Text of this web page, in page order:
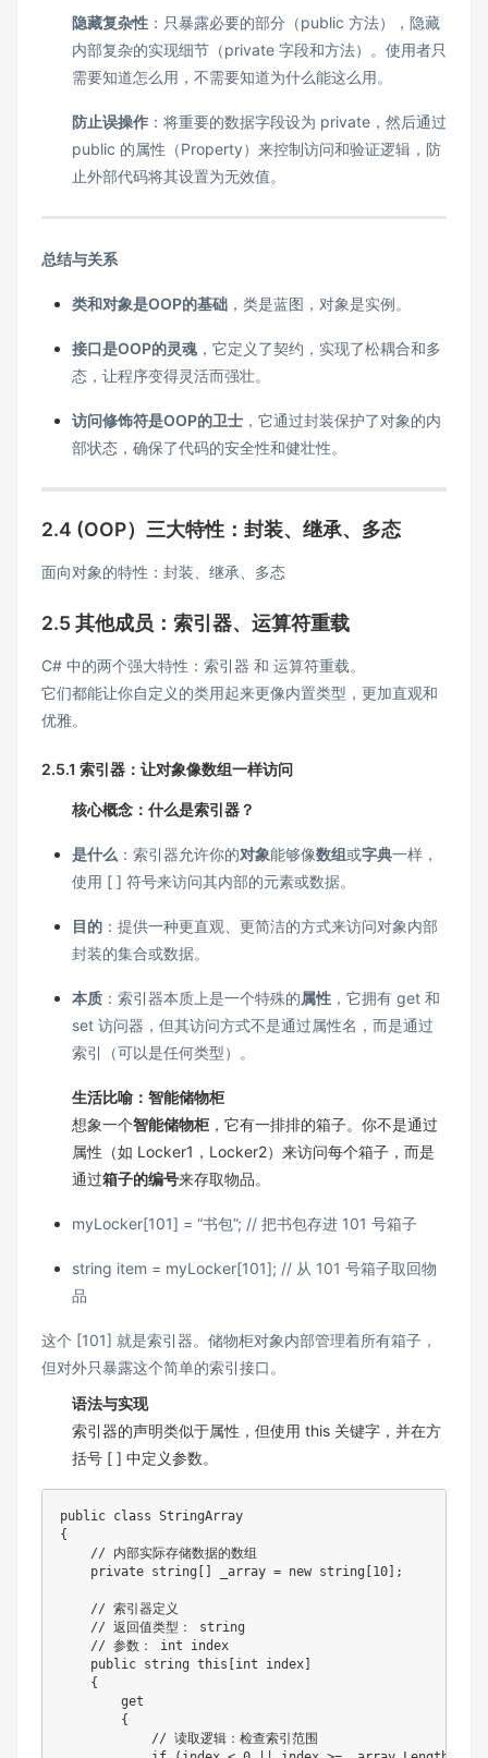
隐藏复杂性 ：只暴露必要的部分（public 方法），隐藏
内部复杂的实现细节（private 字段和方法）。使用者只
需要知道怎么用，不需要知道为什么能这么用。
防止误操作 ：将重要的数据字段设为 private，然后通过
public 的属性（Property）来控制访问和验证逻辑，防
止外部代码将其设置为无效值。
总结与关系
类和对象是OOP的基础 ，类是蓝图，对象是实例。
接口是OOP的灵魂，它定义了契约，实现了松耦合和多
态，让程序变得灵活而强壮。
访问修饰符是OOP的卫士 ，它通过封装保护了对象的内
部状态，确保了代码的安全性和健壮性。
2.4 (OOP）三大特性：封装、继承、多态
面向对象的特性：封装、继承、多态
2.5 其他成员：索引器、运算符重载
C# 中的两个强大特性：索引器 和 运算符重载。
它们都能让你自定义的类用起来更像内置类型，更加直观和
优雅。
2.5.1 索引器：让对象像数组一样访问
核心概念：什么是索引器？
是什么 ：索引器允许你的对象能够像数组或字典一样，
使用 [ ] 符号来访问其内部的元素或数据。
目的 ：提供一种更直观、更简洁的方式来访问对象内部
封装的集合或数据。
本质 ：索引器本质上是一个特殊的属性 ，它拥有 get 和
set 访问器，但其访问方式不是通过属性名，而是通过
索引（可以是任何类型）。
生活比喻：智能储物柜
想象一个智能储物柜 ，它有一排排的箱子。你不是通过
属性（如 Locker1，Locker2）来访问每个箱子，而是
通过箱子的编号来存取物品。
myLocker[101] = “书包”; // 把书包存进 101 号箱子
string item = myLocker[101]; // 从 101 号箱子取回物
品
这个 [101] 就是索引器。储物柜对象内部管理着所有箱子，
但对外只暴露这个简单的索引接口。
语法与实现
索引器的声明类似于属性，但使用 this 关键字，并在方
括号 [ ] 中定义参数。
public class StringArray
{
// 内部实际存储数据的数组
private string [ ] _array = new string [10] ;
// 索引器定义
// 返回值类型： string
// 参数： int index
public string this [int index]
{
get
{
// 读取逻辑：检查索引范围